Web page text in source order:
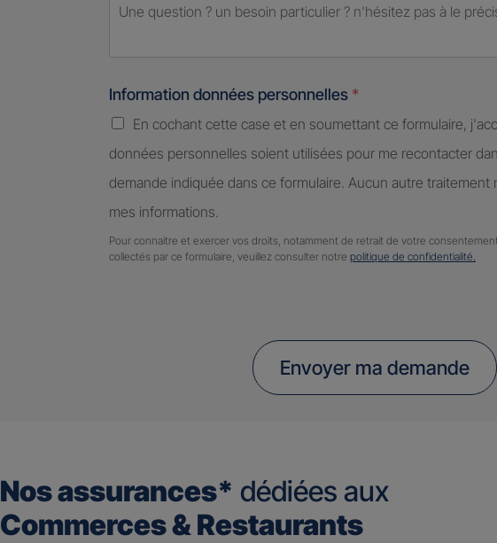
Information données personnelles *
En cochant cette case et en soumettant ce formulaire,
données personnelles soient utilisées pour me recontacter
demande indiquée dans ce formulaire. Aucun autre
mes informations.
Pour connaitre et exercer vos droits, notamment de retrait de votre
collectés par ce formulaire, veuillez consulter notre politique de confidentialité.
Envoyer ma demande
Nos assurances* dédiées aux
Commerces & Restaurants